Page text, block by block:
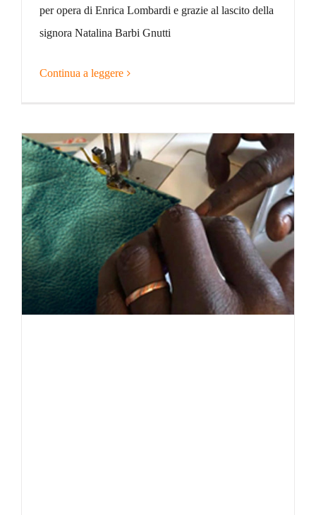
per opera di Enrica Lombardi e grazie al lascito della
signora Natalina Barbi Gnutti
Continua a leggere